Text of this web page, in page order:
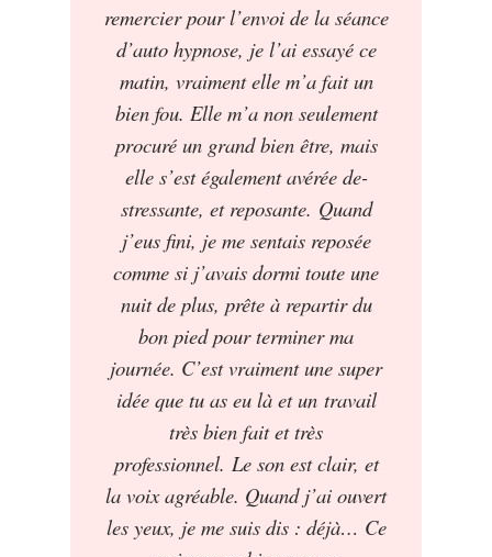
remercier pour l’envoi de la séance
d’auto hypnose, je l’ai essayé ce
matin, vraiment elle m’a fait un
bien fou. Elle m’a non seulement
procuré un grand bien être, mais
elle s’est également avérée de-
stressante, et reposante. Quand
j’eus fini, je me sentais reposée
comme si j’avais dormi toute une
nuit de plus, prête à repartir du
bon pied pour terminer ma
journée. C’est vraiment une super
idée que tu as eu là et un travail
très bien fait et très
professionnel. Le son est clair, et
la voix agréable. Quand j’ai ouvert
les yeux, je me suis dis : déjà… Ce